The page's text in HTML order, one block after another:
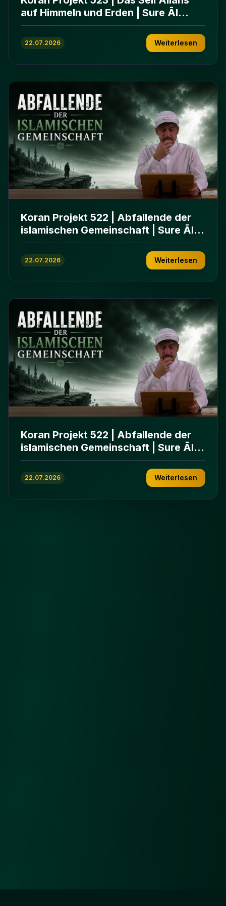
auf Himmeln und Erden | Sure Āl
ʿImrān 103-112
22.07.2026 Weiterlesen
Koran Projekt 522 | Abfallende der
islamischen Gemeinschaft | Sure Āl
ʿImrān 86-102
22.07.2026 Weiterlesen
Koran Projekt 522 | Abfallende der
islamischen Gemeinschaft | Sure Āl
ʿImrān 86-102
22.07.2026 Weiterlesen